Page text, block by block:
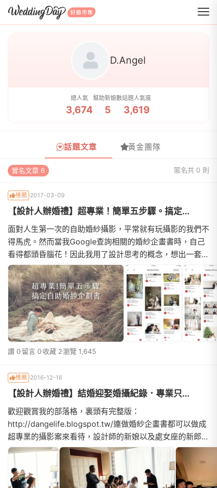
WeddingDay 好婚市集
D.Angel
總人氣
3,674
幫助新娘數
5
話題人氣度
3,619
話題文章 黃金團隊
實名文章 6 匿名共 0 則
推薦 2017-03-09
【設計人辦婚禮】超專業！簡單五步驟。搞定...
面對人生第一次的自助婚紗攝影，平常就有玩攝影的我們不
得馬虎。然而當我Google查詢相關的婚紗企畫書時，自己
看得都頭昏腦花！因此我用了設計思考的概念，想出一套任
何人都能輕鬆運用的方式，只要跟著做，就能敲定自己最喜
歡的婚紗照風格喔！其實這五個步驟都非常地簡單，只要大
家跟著步驟一起構思，拍攝風格、場地、婚紗類型、造型設
計、當天拍攝流程以及主軸故事都能一次搞定！網路上有非
常多
讚 0 留言 0 收藏 2瀏覽 1,645
推薦 2016-12-16
【設計人辦婚禮】結婚迎娶婚攝紀錄．專業只...
歡迎觀賞我的部落格，裏頭有完整版：
http://dangelife.blogspot.tw/連做婚紗企畫書都可以做成
超專業的攝影案來看待，設計師的新娘以及處女座的新郎自
然在挑選婚禮紀錄上也是嚴格把關，始終秉持著超高水準在
評估每一家攝影團隊！今天想與大家分享我們最後挑選出來
的平面及動態攝影師，並且分享他們的絕美傑作給大家喔！